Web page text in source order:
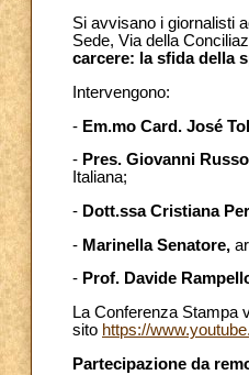
Si avvisano i giornalisti
Sede, Via della
carcere: la sfida della
Intervengono:
- Em.mo Card. José
- Pres. Giovanni Russo
Italiana;
- Dott.ssa Cristiana
- Marinella Senatore,
- Prof. Davide
La Conferenza Stampa
sito https://
Partecipazione da